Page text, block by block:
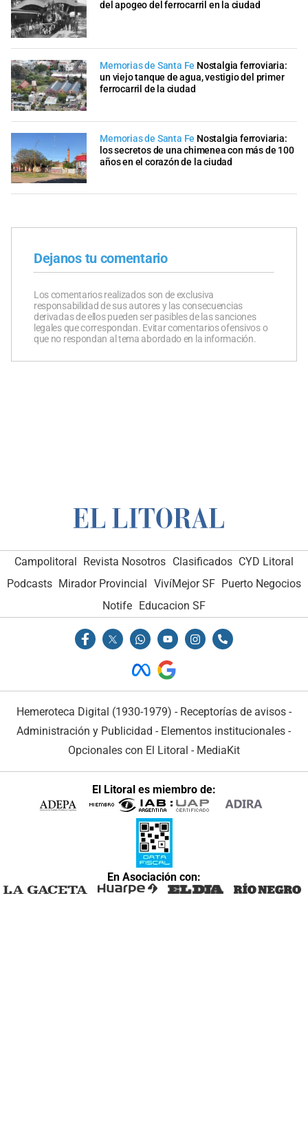
del apogeo del ferrocarril en la ciudad
Memorias de Santa Fe Nostalgia ferroviaria:
un viejo tanque de agua, vestigio del primer
ferrocarril de la ciudad
Memorias de Santa Fe Nostalgia ferroviaria:
los secretos de una chimenea con más de 100
años en el corazón de la ciudad
Dejanos tu comentario
Los comentarios realizados son de exclusiva
responsabilidad de sus autores y las consecuencias
derivadas de ellos pueden ser pasibles de las sanciones
legales que correspondan. Evitar comentarios ofensivos o
que no respondan al tema abordado en la información.
Campolitoral Revista Nosotros Clasificados CYD Litoral
Podcasts Mirador Provincial VivíMejor SF Puerto Negocios
Notife Educacion SF
Hemeroteca Digital (1930-1979) - Receptorías de avisos -
Administración y Publicidad - Elementos institucionales -
Opcionales con El Litoral - MediaKit
El Litoral es miembro de:
En Asociación con: